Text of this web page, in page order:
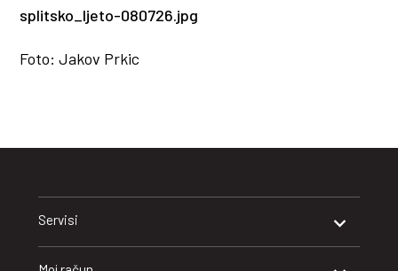
splitsko_ljeto-080726.jpg
Foto: Jakov Prkic
Servisi